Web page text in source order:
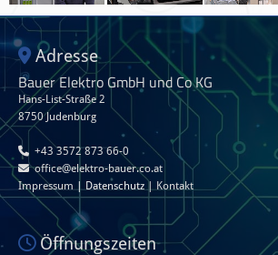
 Adresse
Bauer Elektro GmbH und Co KG
Hans-List-Straße 2
8750 Judenburg
 +43 3572 873 66-0
 office@elektro-bauer.co.at
Impressum | Datenschutz | Kontakt
 Öffnungszeiten